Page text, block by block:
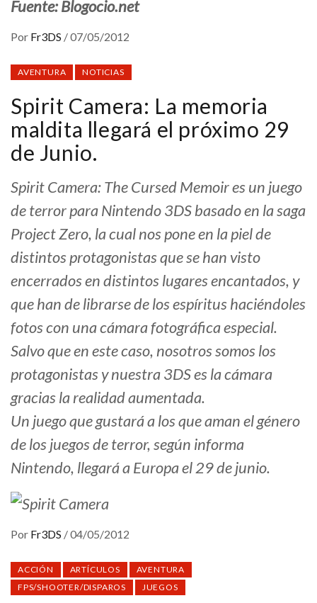
Fuente: Blogocio.net
Por Fr3DS /07/05/2012
AVENTURA NOTICIAS
Spirit Camera: La memoria
maldita llegará el próximo 29
de Junio.
Spirit Camera: The Cursed Memoir es un juego
de terror para Nintendo 3DS basado en la saga
Project Zero, la cual nos pone en la piel de
distintos protagonistas que se han visto
encerrados en distintos lugares encantados, y
que han de librarse de los espíritus haciéndoles
fotos con una cámara fotográfica especial.
Salvo que en este caso, nosotros somos los
protagonistas y nuestra 3DS es la cámara
gracias la realidad aumentada.
Un juego que gustará a los que aman el género
de los juegos de terror, según informa
Nintendo, llegará a Europa el 29 de junio.
Por Fr3DS /04/05/2012
ACCIÓN ARTÍCULOS
AVENTURA
FPS/SHOOTER/DISPAROS
JUEGOS